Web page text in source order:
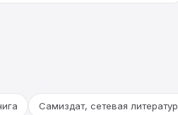
Самиздат, сетевая